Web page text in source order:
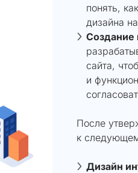
понять,
дизайна
Создание
сайта,
и
После
к
Дизайн